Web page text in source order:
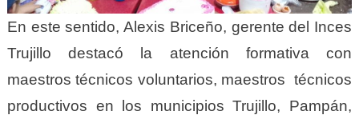
En este sentido, Alexis Briceño, gerente del Inces
Trujillo destacó la atención formativa con
maestros técnicos voluntarios, maestros técnicos
productivos en los municipios Trujillo, Pampán,